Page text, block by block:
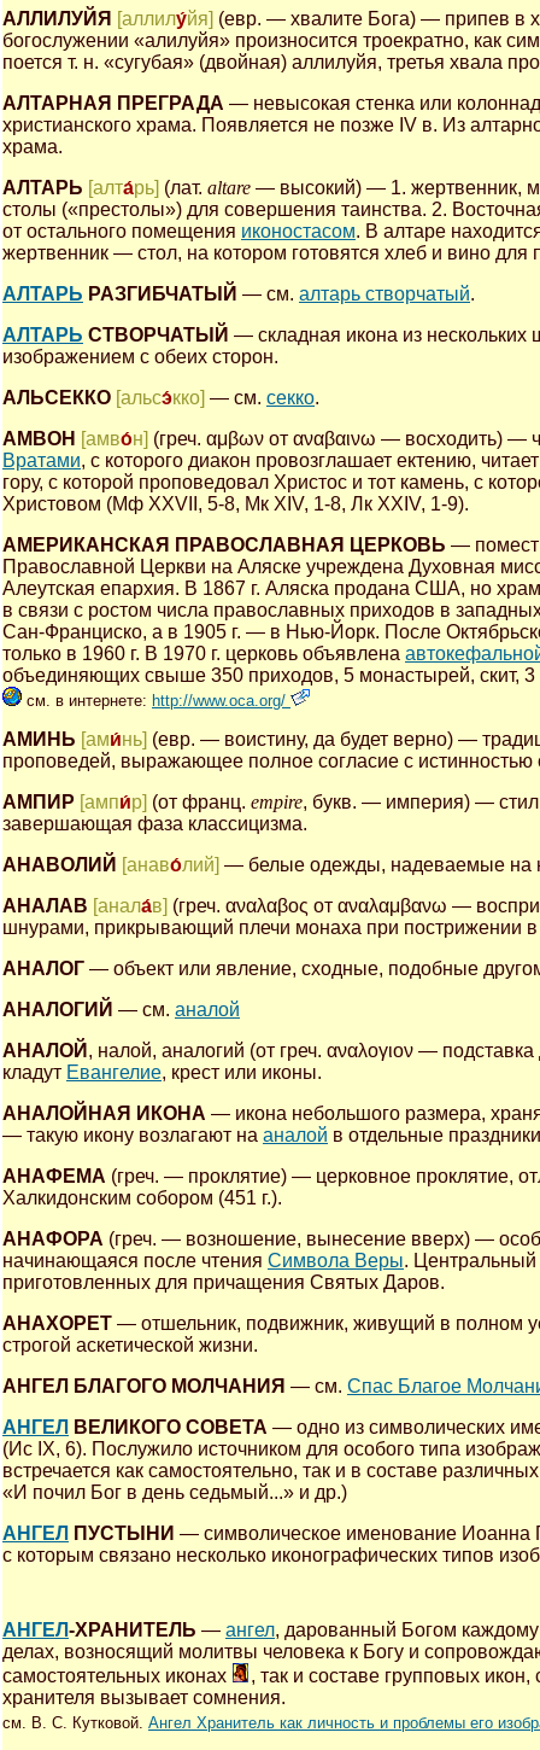
АЛЛИЛУЙЯ [аллилу́йя] (евр. — хвалите Бога) — припев в
богослужении «алилуйя» произносится троекратно, как
поется т. н. «сугубая» (двойная) аллилуйя, третья хвала
АЛТАРНАЯ ПРЕГРАДА — невысокая стенка или
христианского храма. Появляется не позже IV в. Из
храма.
АЛТАРЬ [алта́рь] (лат. altare — высокий) — 1. жертвенник,
столы («престолы») для совершения таинства. 2.
от остального помещения иконостасом. В алтаре
жертвенник — стол, на котором готовятся хлеб и вино для
АЛТАРЬ РАЗГИБЧАТЫЙ — см. алтарь створчатый.
АЛТАРЬ СТВОРЧАТЫЙ — складная икона из
изображением с обеих сторон.
АЛЬСЕККО [альсэ́кко] — см. секко.
АМВОН [амво́н] (греч. αμβων от αναβαινω — восходить) —
Вратами, с которого диакон провозглашает ектению,
гору, с которой проповедовал Христос и тот камень, с
Христовом (Мф XXVII, 5-8, Мк XIV, 1-8, Лк XXIV, 1-9).
АМЕРИКАНСКАЯ ПРАВОСЛАВНАЯ ЦЕРКОВЬ —
Православной Церкви на Аляске учреждена Духовная
Алеутская епархия. В 1867 г. Аляска продана США, но
в связи с ростом числа православных приходов в
Сан-Франциско, а в 1905 г. — в Нью-Йорк. После
только в 1960 г. В 1970 г. церковь объявлена
объединяющих свыше 350 приходов, 5 монастырей, скит,
см. в интернете: http://www.oca.org/
АМИНЬ [ами́нь] (евр. — воистину, да будет верно) —
проповедей, выражающее полное согласие с истинностью
АМПИР [ампи́р] (от франц. empire, букв. — империя) —
завершающая фаза классицизма.
АНАВОЛИЙ [анаво́лий] — белые одежды, надеваемые на
АНАЛАВ [анала́в] (греч. αναλαβος от αναλαμβανω —
шнурами, прикрывающий плечи монаха при пострижении в
АНАЛОГ — объект или явление, сходные, подобные
АНАЛОГИЙ — см. аналой
АНАЛОЙ , налой, аналогий (от греч. αναλογιον —
кладут Евангелие, крест или иконы.
АНАЛОЙНАЯ ИКОНА — икона небольшого размера,
— такую икону возлагают на аналой в отдельные
АНАФЕМА (греч. — проклятие) — церковное проклятие,
Халкидонским собором (451 г.).
АНАФОРА (греч. — возношение, вынесение вверх) —
начинающаяся после чтения Символа Веры.
приготовленных для причащения Святых Даров.
АНАХОРЕТ — отшельник, подвижник, живущий в полном
строгой аскетической жизни.
АНГЕЛ БЛАГОГО МОЛЧАНИЯ — см. Спас Благое
АНГЕЛ ВЕЛИКОГО СОВЕТА — одно из символических
(Ис IX, 6). Послужило источником для особого типа
встречается как самостоятельно, так и в составе
«И почил Бог в день седьмый...» и др.)
АНГЕЛ ПУСТЫНИ — символическое именование Иоанна
с которым связано несколько иконографических типов
АНГЕЛ-ХРАНИТЕЛЬ — ангел, дарованный Богом
делах, возносящий молитвы человека к Богу и
самостоятельных иконах
, так и составе групповых
хранителя вызывает сомнения.
см. В. С. Кутковой. Ангел Хранитель как личность и проблемы его